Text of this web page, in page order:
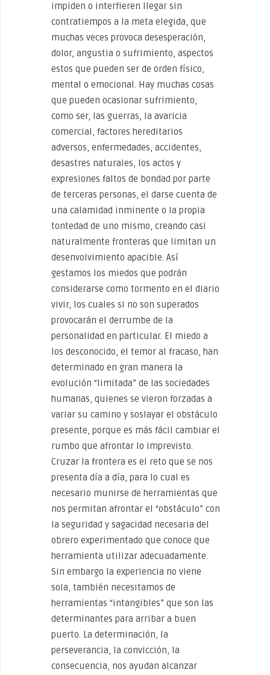
impiden o interfieren llegar sin
contratiempos a la meta elegida, que
muchas veces provoca desesperación,
dolor, angustia o sufrimiento, aspectos
estos que pueden ser de orden físico,
mental o emocional. Hay muchas cosas
que pueden ocasionar sufrimiento,
como ser, las guerras, la avaricia
comercial, factores hereditarios
adversos, enfermedades, accidentes,
desastres naturales, los actos y
expresiones faltos de bondad por parte
de terceras personas, el darse cuenta de
una calamidad inminente o la propia
tontedad de uno mismo, creando casi
naturalmente fronteras que limitan un
desenvolvimiento apacible. Así
gestamos los miedos que podrán
considerarse como tormento en el diario
vivir, los cuales si no son superados
provocarán el derrumbe de la
personalidad en particular. El miedo a
los desconocido, el temor al fracaso, han
determinado en gran manera la
evolución “limitada” de las sociedades
humanas, quienes se vieron forzadas a
variar su camino y soslayar el obstáculo
presente, porque es más fácil cambiar el
rumbo que afrontar lo imprevisto.
Cruzar la frontera es el reto que se nos
presenta día a día, para lo cual es
necesario munirse de herramientas que
nos permitan afrontar el “obstáculo” con
la seguridad y sagacidad necesaria del
obrero experimentado que conoce que
herramienta utilizar adecuadamente.
Sin embargo la experiencia no viene
sola, también necesitamos de
herramientas “intangibles” que son las
determinantes para arribar a buen
puerto. La determinación, la
perseverancia, la convicción, la
consecuencia, nos ayudan alcanzar